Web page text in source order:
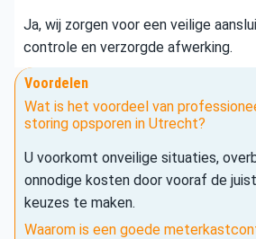
Ja, wij zorgen voor een veilige
controle en verzorgde afwerking.
Voordelen
Wat is het voordeel van
storing opsporen in Utrecht?
U voorkomt onveilige situaties,
onnodige kosten door vooraf de
keuzes te maken.
Waarom is een goede